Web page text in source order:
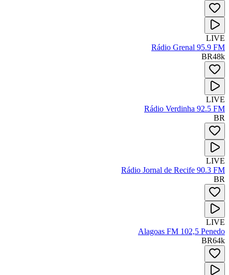
LIVE
Rádio Grenal 95.9 FM
BR48k
LIVE
Rádio Verdinha 92.5 FM
BR
LIVE
Rádio Jornal de Recife 90.3 FM
BR
LIVE
Alagoas FM 102,5 Penedo
BR64k